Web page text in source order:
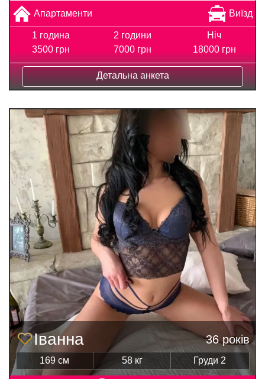
Апартаменти Виїзд
1 година
3500 грн
2 години
7000 грн
Ніч
18000 грн
Детальна анкета
Іванна 36 років
169 см 58 кг Груди 2